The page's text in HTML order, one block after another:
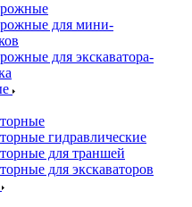
для мини-
для экскаватора-
гидравлические
для траншей
для экскаваторов